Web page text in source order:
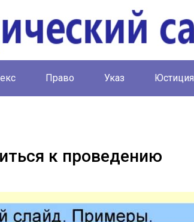
Право Указ Юстиция
к проведению